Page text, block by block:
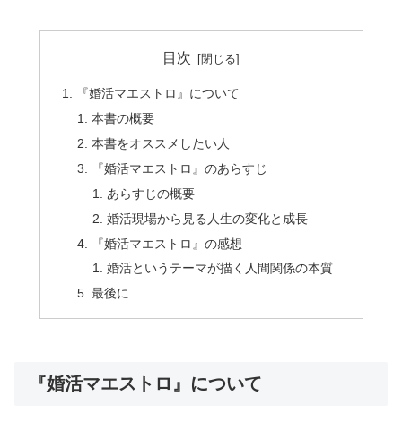
目次
『婚活マエストロ』について
本書の概要
本書をオススメしたい人
『婚活マエストロ』のあらすじ
あらすじの概要
婚活現場から見る人生の変化と成長
『婚活マエストロ』の感想
婚活というテーマが描く人間関係の本質
最後に
『婚活マエストロ』について